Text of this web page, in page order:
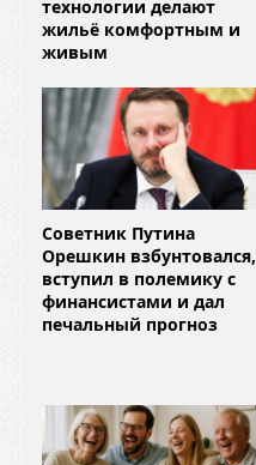
технологии делают
жильё комфортным и
живым
Советник Путина
Орешкин взбунтовался,
вступил в полемику с
финансистами и дал
печальный прогноз